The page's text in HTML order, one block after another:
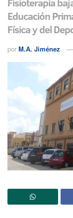
Educación
Física y del
por M.A. Jiménez